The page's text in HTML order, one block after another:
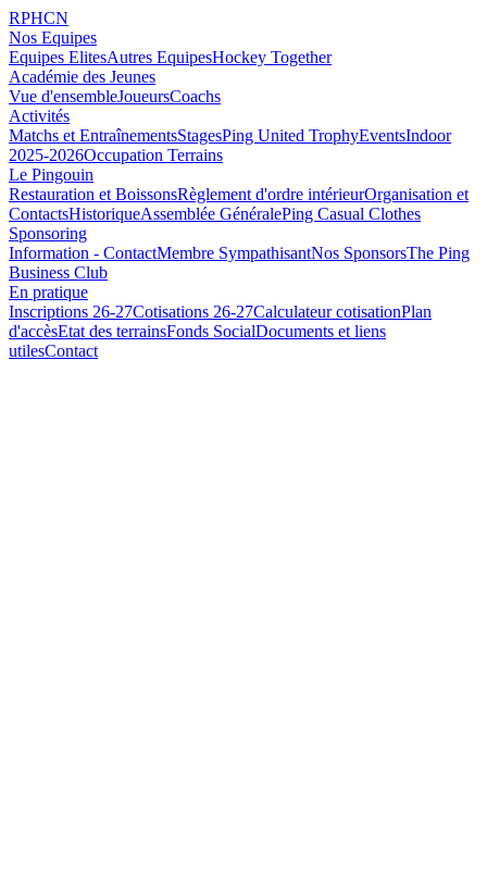
RPHCN
Nos Equipes
Equipes ElitesAutres EquipesHockey Together
Académie des Jeunes
Vue d'ensembleJoueursCoachs
Activités
Matchs et EntraînementsStagesPing United TrophyEventsIndoor
2025-2026Occupation Terrains
Le Pingouin
Restauration et BoissonsRèglement d'ordre intérieurOrganisation et
ContactsHistoriqueAssemblée GénéralePing Casual Clothes
Sponsoring
Information - ContactMembre SympathisantNos SponsorsThe Ping
Business Club
En pratique
Inscriptions 26-27Cotisations 26-27Calculateur cotisationPlan
d'accèsEtat des terrainsFonds SocialDocuments et liens
utilesContact